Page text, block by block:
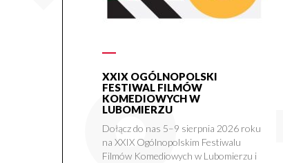
XXIX OGÓLNOPOLSKI
FESTIWAL FILMÓW
KOMEDIOWYCH W
LUBOMIERZU
Dołącz do nas 5–9 sierpnia 2026 roku
na XXIX Ogólnopolskim Festiwalu
Filmów Komediowych w Lubomierzu i